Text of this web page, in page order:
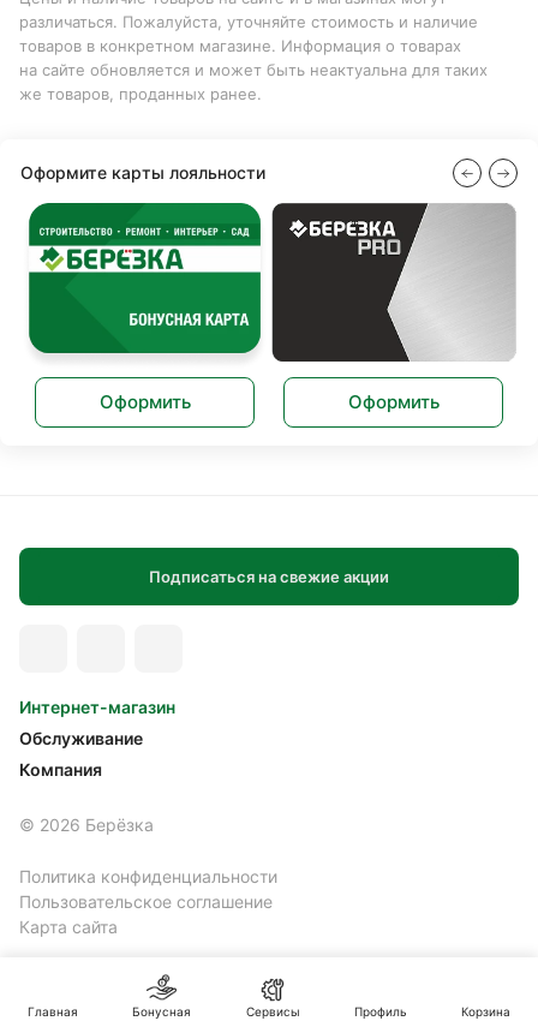
различаться. Пожалуйста, уточняйте стоимость и наличие
товаров в конкретном магазине. Информация о товарах
на сайте обновляется и может быть неактуальна для таких
же товаров, проданных ранее.
Оформите карты лояльности
Оформить Оформить
Подписаться на свежие акции
Интернет-магазин
Обслуживание
Компания
© 2026 Берёзка
Политика конфиденциальности
Пользовательское соглашение
Карта сайта
Главная Бонусная Сервисы Профиль Корзина